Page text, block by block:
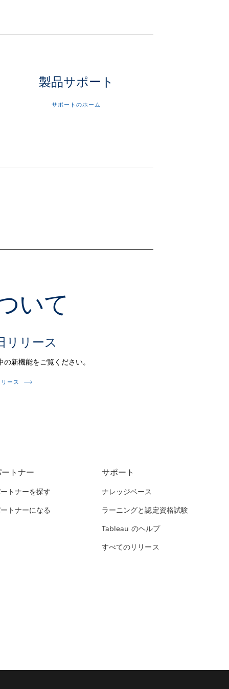
製品サポート
サポートのホーム
いて
リリース
の新機能をご覧ください。
ース
トナー
トナーを探す
トナーになる
サポート
ナレッジベース
ラーニングと認定資格試験
Tableau のヘルプ
すべてのリリース